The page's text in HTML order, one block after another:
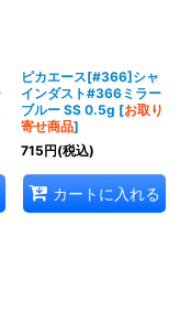
ピカエース[#366]シャ
インダスト#366ミラー
ブルー SS 0.5g [お取り
寄せ商品]
715円(税込)
カートに入れる